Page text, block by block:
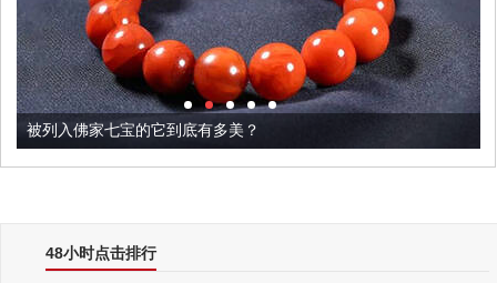
被列入佛家七宝的它到底有多美？
48小时点击排行